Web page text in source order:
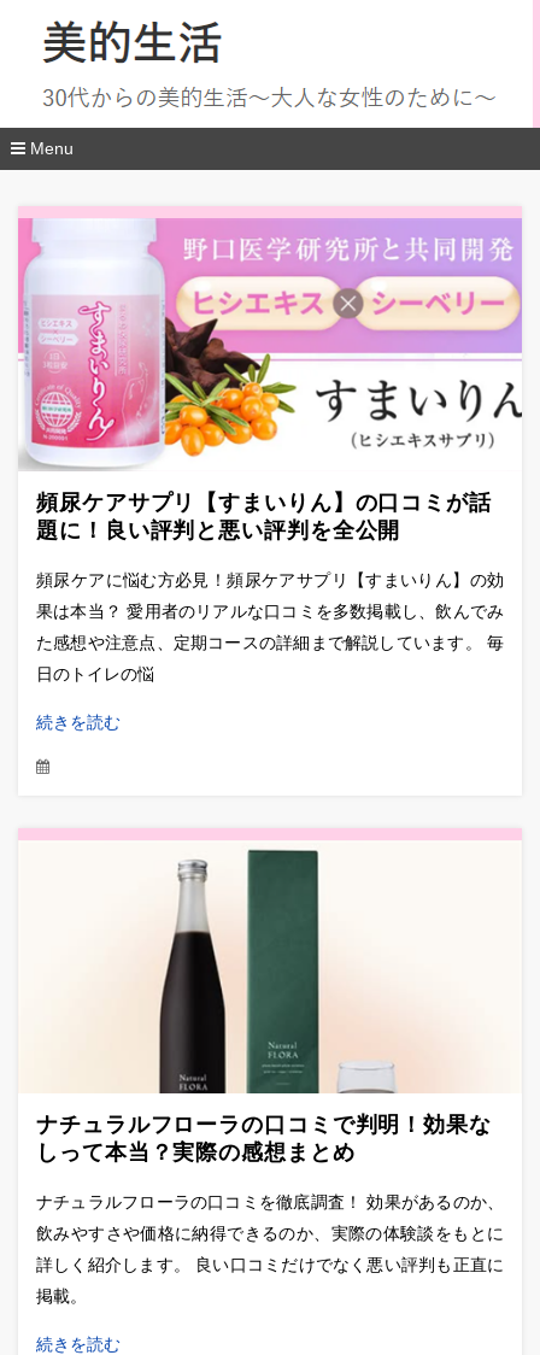
Menu
頻尿ケアサプリ【すまいりん】の口コミが話
題に！良い評判と悪い評判を全公開
頻尿ケアに悩む方必見！頻尿ケアサプリ【すまいりん】の効
果は本当？ 愛用者のリアルな口コミを多数掲載し、飲んでみ
た感想や注意点、定期コースの詳細まで解説しています。 毎
日のトイレの悩
続きを読む
ナチュラルフローラの口コミで判明！効果な
しって本当？実際の感想まとめ
ナチュラルフローラの口コミを徹底調査！ 効果があるのか、
飲みやすさや価格に納得できるのか、実際の体験談をもとに
詳しく紹介します。 良い口コミだけでなく悪い評判も正直に
掲載。
続きを読む